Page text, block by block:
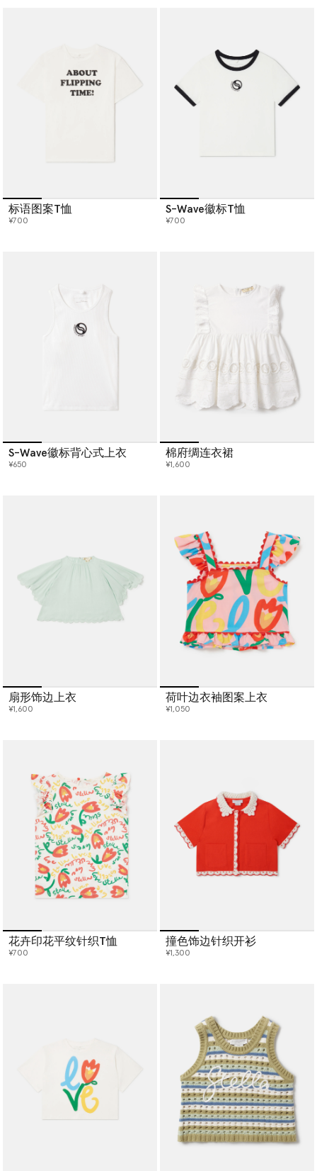
标语图案T恤
¥700
S-Wave徽标T恤
¥700
S-Wave徽标背心式上衣
¥650
棉府绸连衣裙
¥1,600
扇形饰边上衣
¥1,600
荷叶边衣袖图案上衣
¥1,050
花卉印花平纹针织T恤
¥700
撞色饰边针织开衫
¥1,300